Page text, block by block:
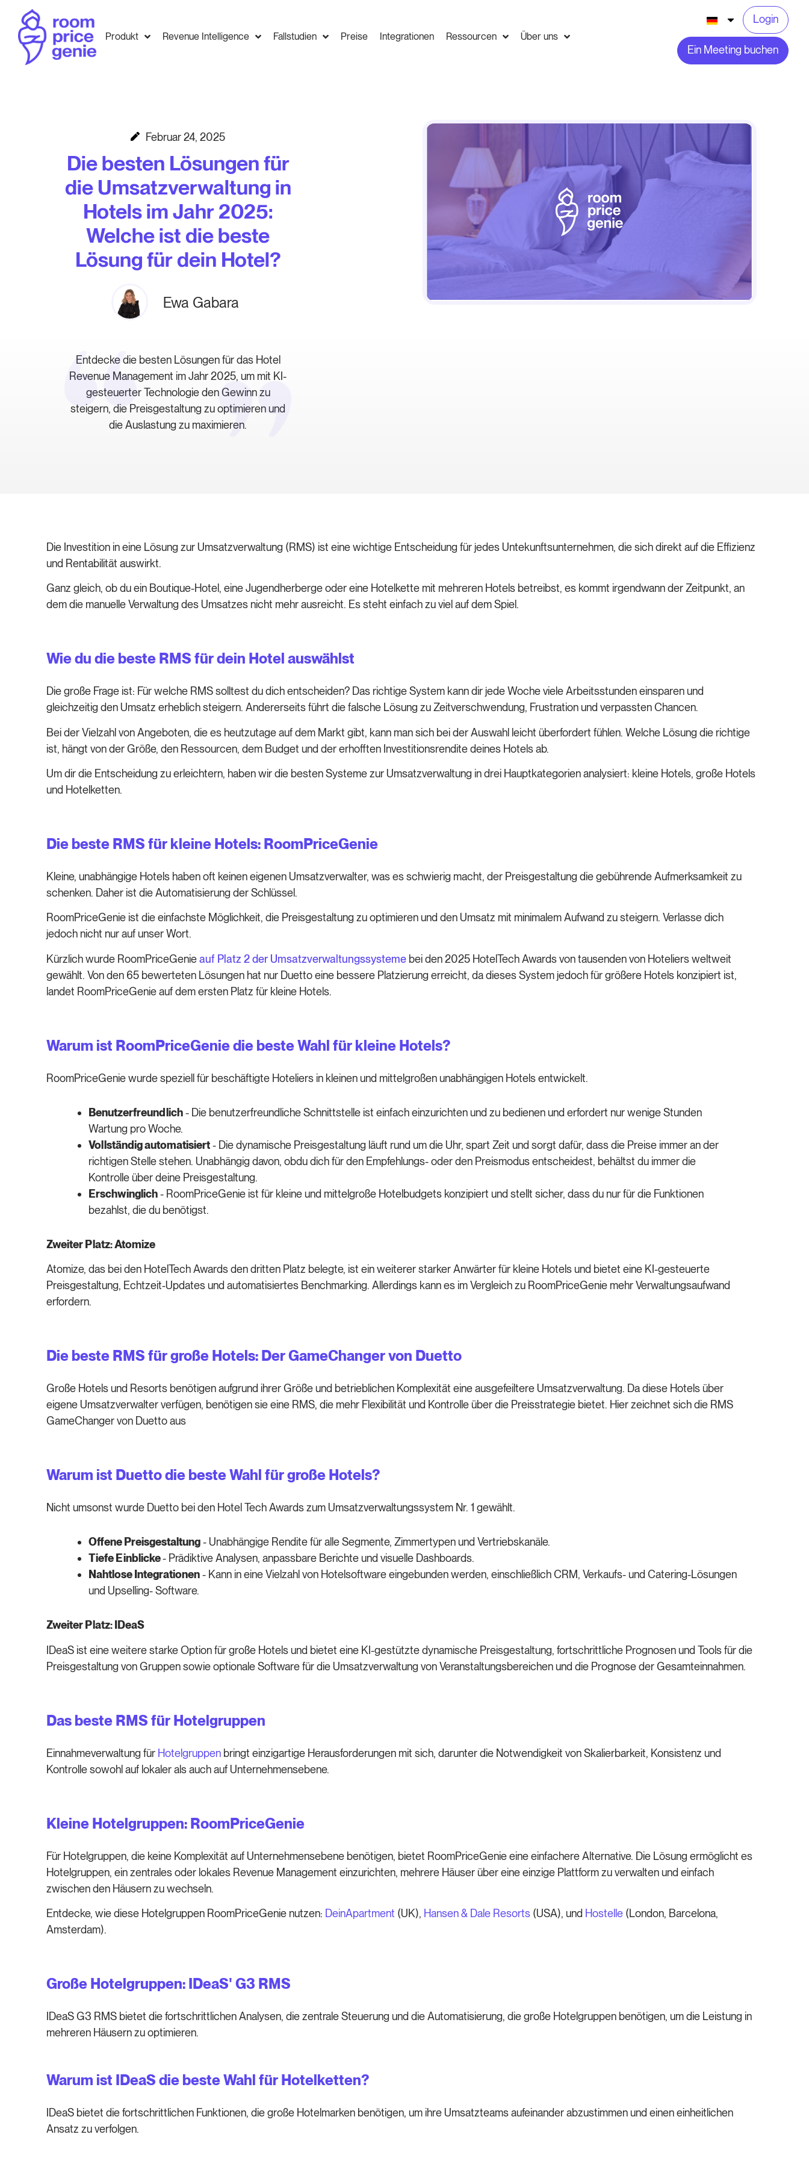
Produkt Revenue Intelligence Fallstudien Preise Integrationen Ressourcen Über uns
Login
Ein Meeting buchen
Februar 24, 2025
Die besten Lösungen für
die Umsatzverwaltung in
Hotels im Jahr 2025:
Welche ist die beste
Lösung für dein Hotel?
Ewa Gabara
Entdecke die besten Lösungen für das Hotel
Revenue Management im Jahr 2025, um mit KI-
gesteuerter Technologie den Gewinn zu
steigern, die Preisgestaltung zu optimieren und
die Auslastung zu maximieren.
Die Investition in eine Lösung zur Umsatzverwaltung (RMS) ist eine wichtige Entscheidung für jedes Untekunftsunternehmen, die sich direkt auf die Effizienz
und Rentabilität auswirkt.
Ganz gleich, ob du ein Boutique-Hotel, eine Jugendherberge oder eine Hotelkette mit mehreren Hotels betreibst, es kommt irgendwann der Zeitpunkt, an
dem die manuelle Verwaltung des Umsatzes nicht mehr ausreicht. Es steht einfach zu viel auf dem Spiel.
Wie du die beste RMS für dein Hotel auswählst
Die große Frage ist: Für welche RMS solltest du dich entscheiden? Das richtige System kann dir jede Woche viele Arbeitsstunden einsparen und
gleichzeitig den Umsatz erheblich steigern. Andererseits führt die falsche Lösung zu Zeitverschwendung, Frustration und verpassten Chancen.
Bei der Vielzahl von Angeboten, die es heutzutage auf dem Markt gibt, kann man sich bei der Auswahl leicht überfordert fühlen. Welche Lösung die richtige
ist, hängt von der Größe, den Ressourcen, dem Budget und der erhofften Investitionsrendite deines Hotels ab.
Um dir die Entscheidung zu erleichtern, haben wir die besten Systeme zur Umsatzverwaltung in drei Hauptkategorien analysiert: kleine Hotels, große Hotels
und Hotelketten.
Die beste RMS für kleine Hotels: RoomPriceGenie
Kleine, unabhängige Hotels haben oft keinen eigenen Umsatzverwalter, was es schwierig macht, der Preisgestaltung die gebührende Aufmerksamkeit zu
schenken. Daher ist die Automatisierung der Schlüssel.
RoomPriceGenie ist die einfachste Möglichkeit, die Preisgestaltung zu optimieren und den Umsatz mit minimalem Aufwand zu steigern. Verlasse dich
jedoch nicht nur auf unser Wort.
Kürzlich wurde RoomPriceGenieauf Platz 2 der Umsatzverwaltungssysteme bei den 2025 HotelTech Awards von tausenden von Hoteliers weltweit
gewählt. Von den 65 bewerteten Lösungen hat nur Duetto eine bessere Platzierung erreicht, da dieses System jedoch für größere Hotels konzipiert ist,
landet RoomPriceGenie auf dem ersten Platz für kleine Hotels.
Warum ist RoomPriceGenie die beste Wahl für kleine Hotels?
RoomPriceGenie wurde speziell für beschäftigte Hoteliers in kleinen und mittelgroßen unabhängigen Hotels entwickelt.
Benutzerfreundlich- Die benutzerfreundliche Schnittstelle ist einfach einzurichten und zu bedienen und erfordert nur wenige Stunden
Wartung pro Woche.
Vollständig automatisiert- Die dynamische Preisgestaltung läuft rund um die Uhr, spart Zeit und sorgt dafür, dass die Preise immer an der
richtigen Stelle stehen. Unabhängig davon, obdu dich für den Empfehlungs- oder den Preismodus entscheidest, behältst du immer die
Kontrolle über deine Preisgestaltung.
Erschwinglich- RoomPriceGenie ist für kleine und mittelgroße Hotelbudgets konzipiert und stellt sicher, dass du nur für die Funktionen
bezahlst, die du benötigst.
Zweiter Platz: Atomize
Atomize, das bei den HotelTech Awards den dritten Platz belegte, ist ein weiterer starker Anwärter für kleine Hotels und bietet eine KI-gesteuerte
Preisgestaltung, Echtzeit-Updates und automatisiertes Benchmarking. Allerdings kann es im Vergleich zu RoomPriceGenie mehr Verwaltungsaufwand
erfordern.
Die beste RMS für große Hotels: Der GameChanger von Duetto
Große Hotels und Resorts benötigen aufgrund ihrer Größe und betrieblichen Komplexität eine ausgefeiltere Umsatzverwaltung. Da diese Hotels über
eigene Umsatzverwalter verfügen, benötigen sie eine RMS, die mehr Flexibilität und Kontrolle über die Preisstrategie bietet. Hier zeichnet sich die RMS
GameChanger von Duetto aus
Warum ist Duetto die beste Wahl für große Hotels?
Nicht umsonst wurde Duetto bei den Hotel Tech Awards zum Umsatzverwaltungssystem Nr. 1 gewählt.
Offene Preisgestaltung- Unabhängige Rendite für alle Segmente, Zimmertypen und Vertriebskanäle.
Tiefe Einblicke- Prädiktive Analysen, anpassbare Berichte und visuelle Dashboards.
Nahtlose Integrationen- Kann in eine Vielzahl von Hotelsoftware eingebunden werden, einschließlich CRM, Verkaufs- und Catering-Lösungen
und Upselling- Software.
Zweiter Platz: IDeaS
IDeaS ist eine weitere starke Option für große Hotels und bietet eine KI-gestützte dynamische Preisgestaltung, fortschrittliche Prognosen und Tools für die
Preisgestaltung von Gruppen sowie optionale Software für die Umsatzverwaltung von Veranstaltungsbereichen und die Prognose der Gesamteinnahmen.
Das beste RMS für Hotelgruppen
Einnahmeverwaltung für Hotelgruppen bringt einzigartige Herausforderungen mit sich, darunter die Notwendigkeit von Skalierbarkeit, Konsistenz und
Kontrolle sowohl auf lokaler als auch auf Unternehmensebene.
Kleine Hotelgruppen: RoomPriceGenie
Für Hotelgruppen, die keine Komplexität auf Unternehmensebene benötigen, bietet RoomPriceGenie eine einfachere Alternative. Die Lösung ermöglicht es
Hotelgruppen, ein zentrales oder lokales Revenue Management einzurichten, mehrere Häuser über eine einzige Plattform zu verwalten und einfach
zwischen den Häusern zu wechseln.
Entdecke, wie diese Hotelgruppen RoomPriceGenie nutzen: DeinApartment (UK), Hansen & Dale Resorts (USA), und Hostelle (London, Barcelona,
Amsterdam).
Große Hotelgruppen: IDeaS' G3 RMS
IDeaS G3 RMS bietet die fortschrittlichen Analysen, die zentrale Steuerung und die Automatisierung, die große Hotelgruppen benötigen, um die Leistung in
mehreren Häusern zu optimieren.
Warum ist IDeaS die beste Wahl für Hotelketten?
IDeaS bietet die fortschrittlichen Funktionen, die große Hotelmarken benötigen, um ihre Umsatzteams aufeinander abzustimmen und einen einheitlichen
Ansatz zu verfolgen.